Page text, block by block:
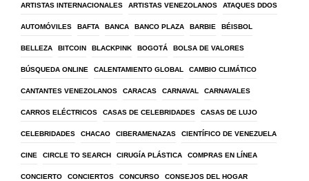
ARTISTAS INTERNACIONALES ARTISTAS VENEZOLANOS ATAQUES DDOS
AUTOMÓVILES BAFTA BANCA BANCO PLAZA BARBIE BÉISBOL
BELLEZA BITCOIN BLACKPINK BOGOTÁ BOLSA DE VALORES
BÚSQUEDA ONLINE CALENTAMIENTO GLOBAL CAMBIO CLIMÁTICO
CANTANTES VENEZOLANOS CARACAS CARNAVAL CARNAVALES
CARROS ELÉCTRICOS CASAS DE CELEBRIDADES CASAS DE LUJO
CELEBRIDADES CHACAO CIBERAMENAZAS CIENTÍFICO DE VENEZUELA
CINE CIRCLE TO SEARCH CIRUGÍA PLÁSTICA COMPRAS EN LÍNEA
CONCIERTO CONCIERTOS CONCURSO CONSEJOS DEL HOGAR